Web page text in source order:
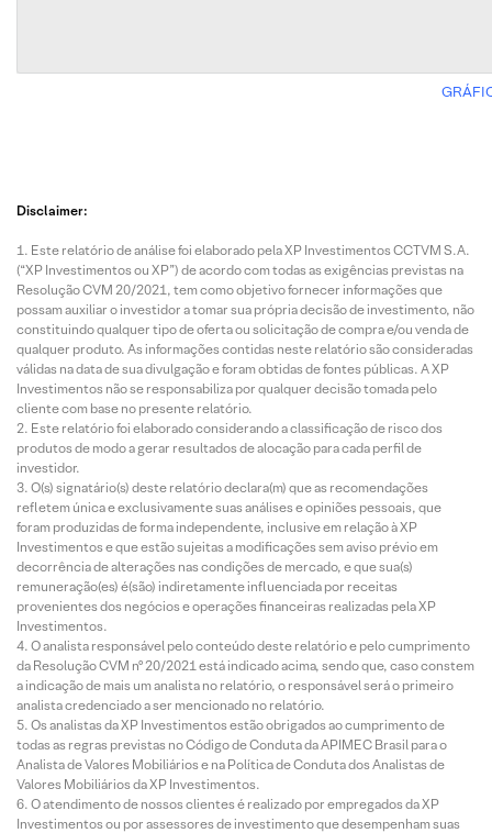
Disclaimer:
Este relatório de análise foi elaborado pela XP Investimentos CCTVM S.A.
(“XP Investimentos ou XP”) de acordo com todas as exigências previstas na
Resolução CVM 20/2021, tem como objetivo fornecer informações que
possam auxiliar o investidor a tomar sua própria decisão de investimento, não
constituindo qualquer tipo de oferta ou solicitação de compra e/ou venda de
qualquer produto. As informações contidas neste relatório são consideradas
válidas na data de sua divulgação e foram obtidas de fontes públicas. A XP
Investimentos não se responsabiliza por qualquer decisão tomada pelo
cliente com base no presente relatório.
Este relatório foi elaborado considerando a classificação de risco dos
produtos de modo a gerar resultados de alocação para cada perfil de
investidor.
O(s) signatário(s) deste relatório declara(m) que as recomendações
refletem única e exclusivamente suas análises e opiniões pessoais, que
foram produzidas de forma independente, inclusive em relação à XP
Investimentos e que estão sujeitas a modificações sem aviso prévio em
decorrência de alterações nas condições de mercado, e que sua(s)
remuneração(es) é(são) indiretamente influenciada por receitas
provenientes dos negócios e operações financeiras realizadas pela XP
Investimentos.
O analista responsável pelo conteúdo deste relatório e pelo cumprimento
da Resolução CVM nº 20/2021 está indicado acima, sendo que, caso constem
a indicação de mais um analista no relatório, o responsável será o primeiro
analista credenciado a ser mencionado no relatório.
Os analistas da XP Investimentos estão obrigados ao cumprimento de
todas as regras previstas no Código de Conduta da APIMEC Brasil para o
Analista de Valores Mobiliários e na Política de Conduta dos Analistas de
Valores Mobiliários da XP Investimentos.
O atendimento de nossos clientes é realizado por empregados da XP
Investimentos ou por assessores de investimento que desempenham suas